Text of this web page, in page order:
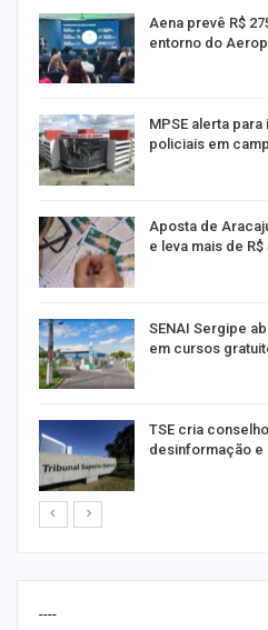
Aena prevê R$
entorno do
MPSE alerta
policiais em
Aposta de
e leva mais de R$
SENAI Sergipe
em cursos
TSE cria
desinformação e
----